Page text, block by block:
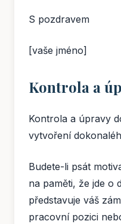
S pozdravem
[vaše jméno]
Kontrola a
Kontrola a úpravy
vytvoření
Budete-li psát
na paměti, že jde o
představuje váš
pracovní pozici